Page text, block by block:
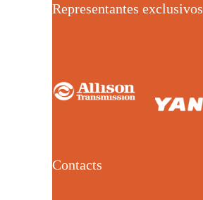
Representantes exclusivos
Contacts